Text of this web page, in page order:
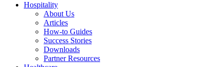
Hospitality
About Us
Articles
How-to Guides
Success Stories
Downloads
Partner Resources